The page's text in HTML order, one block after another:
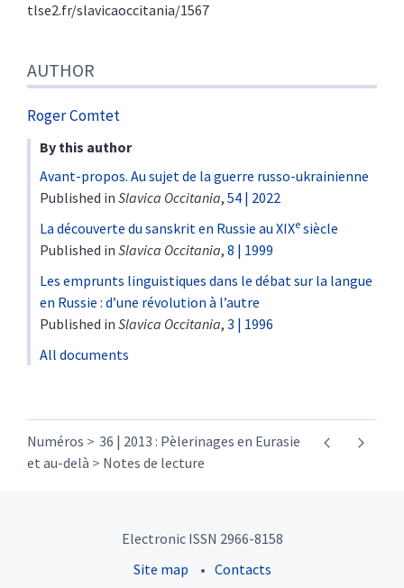
tlse2.fr/slavicaoccitania/1567
AUTHOR
RogerComtet
By this author
Avant-propos. Au sujet de la guerre russo-ukrainienne
Published in Slavica Occitania, 54 | 2022
La découverte du sanskrit en Russie au XIXe siècle
Published in Slavica Occitania, 8 | 1999
Les emprunts linguistiques dans le débat sur la langue
en Russie : d’une révolution à l’autre
Published in Slavica Occitania, 3 | 1996
All documents
Numéros
36 | 2013 : Pèlerinages en Eurasie
et au-delà
Notes de lecture
Electronic ISSN 2966-8158
Site map
Contacts